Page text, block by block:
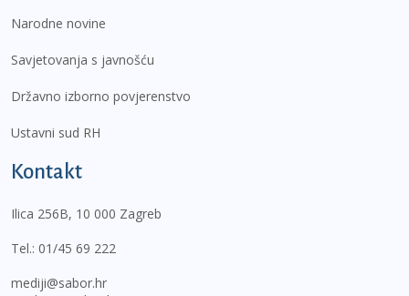
Narodne novine
Savjetovanja s javnošću
Državno izborno povjerenstvo
Ustavni sud RH
Kontakt
Ilica 256B, 10 000 Zagreb
Tel.: 01/45 69 222
mediji@sabor.hr